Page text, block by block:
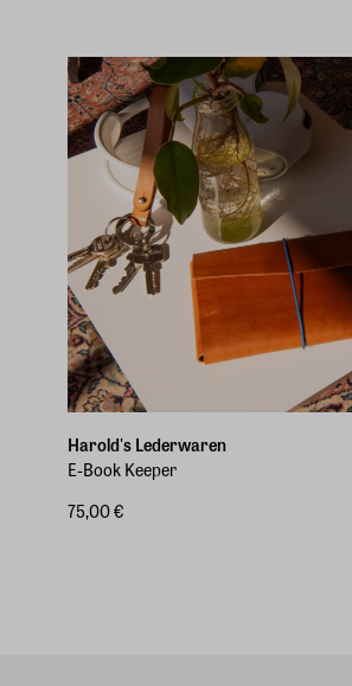
Harold's Lederwaren
E-Book Keeper
75,00 €